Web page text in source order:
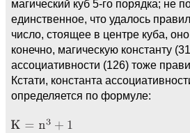
магический куб 5-го порядка; не
единственное, что удалось
число, стоящее в центре куба,
конечно, магическую константу
ассоциативности (126) тоже
Кстати, константа
определяется по формуле: